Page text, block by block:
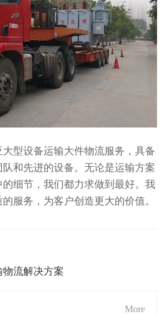
设备运输大件物流服务，具备
和先进的设备。无论是运输方案
细节，我们都力求做到最好。我
服务，为客户创造更大的价值。
流解决方案
More